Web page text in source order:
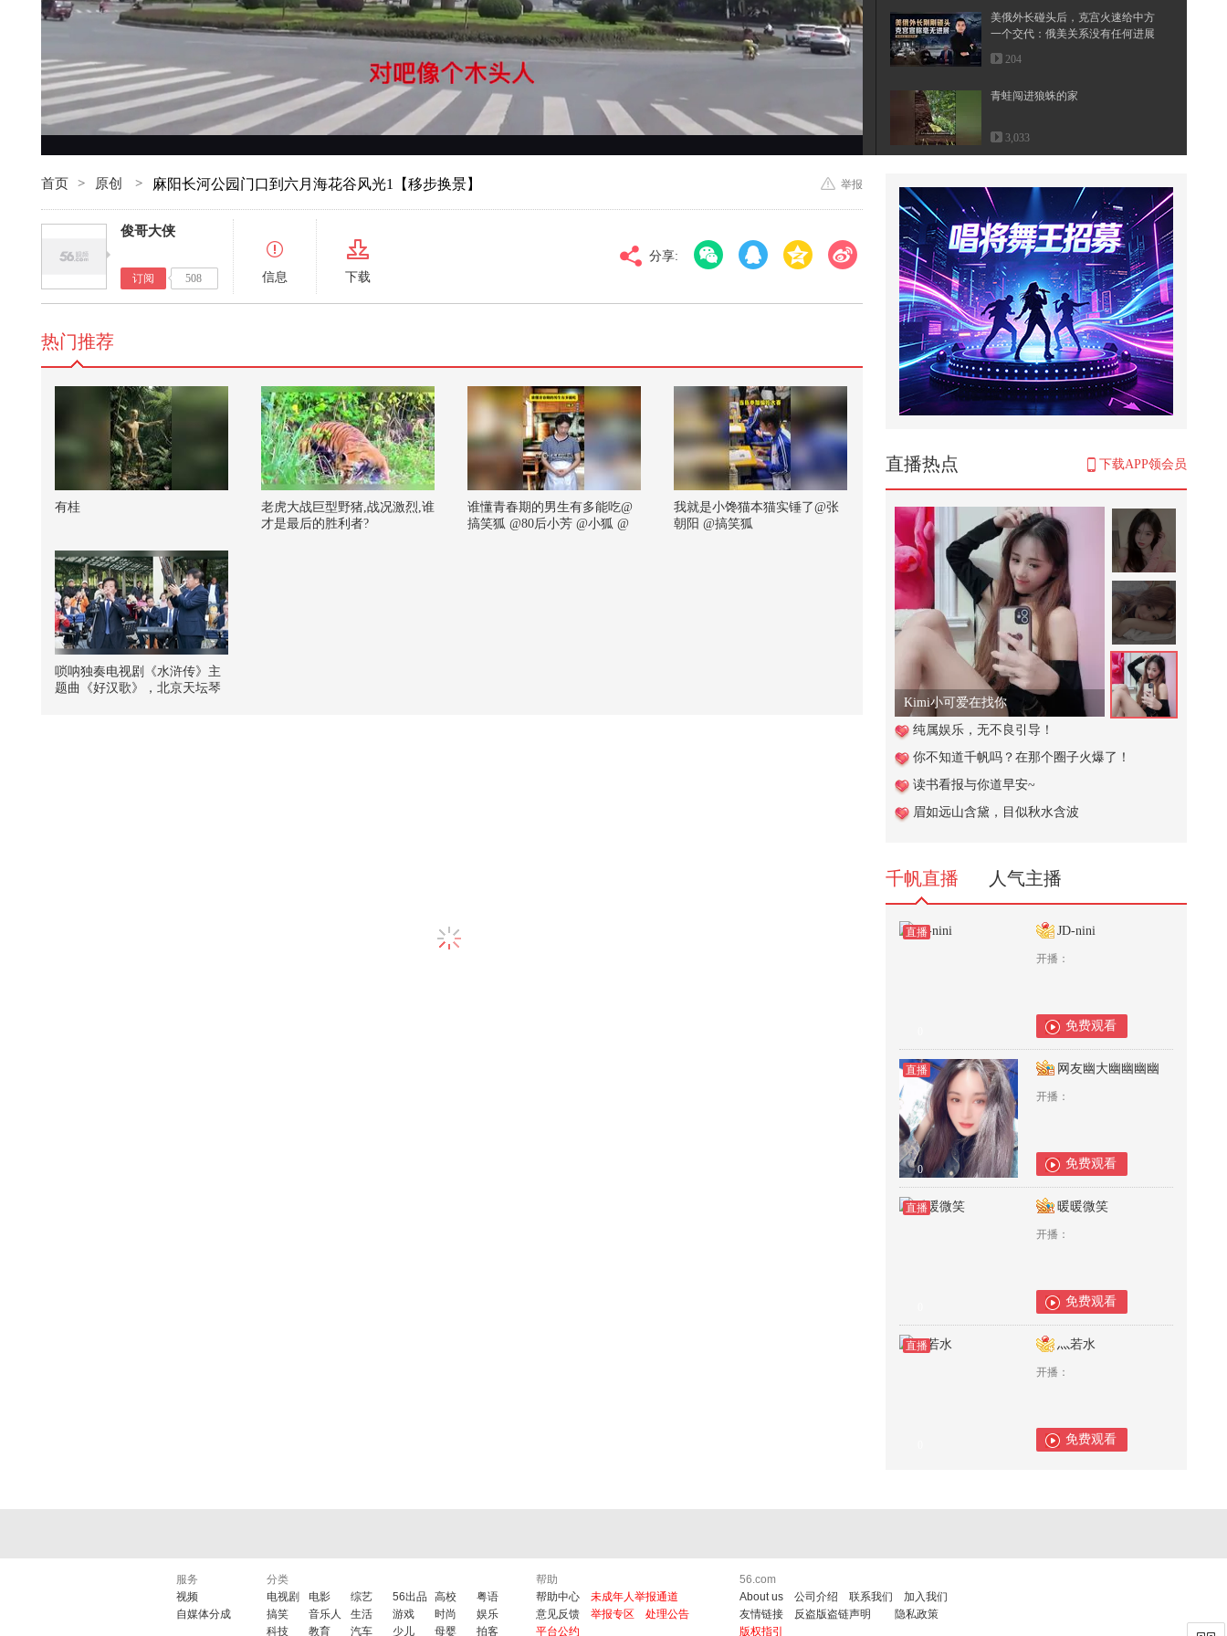
高清 倍速
对比度 100
美俄外长碰头后，克宫火速给中方
一个交代：俄美关系没有任何进展
204
青蛙闯进狼蛛的家
3,033
17,799
阻止餐厅不文明行为 #小游戏
227
#文化有时节
2,291
寝室憋笑挑战，真是豁出去了，完
妈妈粗心大意给萌娃拿错了雨伞结
果萌娃的做法太意外了
3,920
白俄罗斯国家科学院博士、光梭未
来BULLETRUX总裁成胜惠，2026
搜狐...
771
#瞭望台海#高市早苗的野心，中方
全都看在眼里，9万日本人已作出
最...
834
萌娃不想把手机借给别人没想到一
2,901
谁懂青春期的男生有多能吃@搞笑
狐 @80后小芳 @小狐 @张朝阳
首页 > 原创 > 麻阳长河公园门口到六月海花谷风光1【移步换景】 举报
俊哥大侠
订阅 508 信息 下载
分享:
直播热点 下载APP领会员
纯属娱乐，无不良引导！
你不知道千帆吗？在那个圈子火爆了！
读书看报与你道早安~
眉如远山含黛，目似秋水含波
千帆直播 人气主播
直播 JD-nini
开播：
免费观看
直播
0
网友幽大幽幽幽幽
开播：
免费观看
直播 暖暖微笑
开播：
免费观看
直播 灬若水
开播：
免费观看
热门推荐
有桂
老虎大战巨型野猪,战况激烈,谁
才是最后的胜利者?
谁懂青春期的男生有多能吃@
搞笑狐 @80后小芳 @小狐 @
我就是小馋猫本猫实锤了@张
朝阳 @搞笑狐
唢呐独奏电视剧《水浒传》主
题曲《好汉歌》，北京天坛琴
服务
视频
自媒体分成
分类
电视剧
电影 综艺 56出品 高校
粤语
搞笑
音乐人 生活 游戏 时尚
娱乐
科技
教育 汽车 少儿 母婴 拍客
帮助
帮助中心
未成年人举报通道
意见反馈
举报专区
处理公告
平台公约
56.com
About us
公司介绍 联系我们
加入我们
友情链接
反盗版盗链声明
隐私政策
版权指引